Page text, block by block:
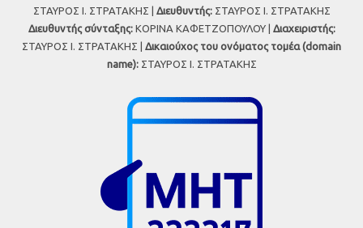
ΣΤΑΥΡΟΣ Ι. ΣΤΡΑΤΑΚΗΣ | Διευθυντής:ΣΤΑΥΡΟΣ Ι. ΣΤΡΑΤΑΚΗΣ
Διευθυντής σύνταξης:ΚΟΡΙΝΑ ΚΑΦΕΤΖΟΠΟΥΛΟΥ | Διαχειριστής:
ΣΤΑΥΡΟΣ Ι. ΣΤΡΑΤΑΚΗΣ | Δικαιούχος του ονόματος τομέα (domain
name):ΣΤΑΥΡΟΣ Ι. ΣΤΡΑΤΑΚΗΣ